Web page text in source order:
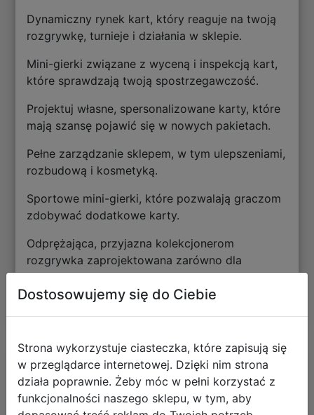
Dynamiczny rynek kart, który reaguje na twoją
rozgrywkę, turnieje i działania w sklepie.
Mini-gierki związane z wyceną i inspekcją kart,
które sprawdzają twoją spostrzegawczość.
Projektuj własne, spersonalizowane karty, które
mają szansę pojawić się w nowych pakietach.
Pełne zarządzanie sklepem, w tym ulepszeniami,
rozbudową i kosmetyką.
Sportowe mini-gierki, które pozwalają graczom
zdobywać dodatkowe karty.
Odprężająca, przyjazna kolekcjonerom
rozgrywka zaprojektowana zarówno dla
zwykłych graczy, jak i tych bardziej
zaangażowanych.
Szczegóły dotyczące
zgodności produktu z
Dostosowujemy się do Ciebie
Strona wykorzystuje ciasteczka, które zapisują się
w przeglądarce internetowej. Dzięki nim strona
działa poprawnie. Żeby móc w pełni korzystać z
funkcjonalności naszego sklepu, w tym, aby